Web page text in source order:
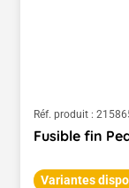
Réf. produit :
Fusible fin
Variantes